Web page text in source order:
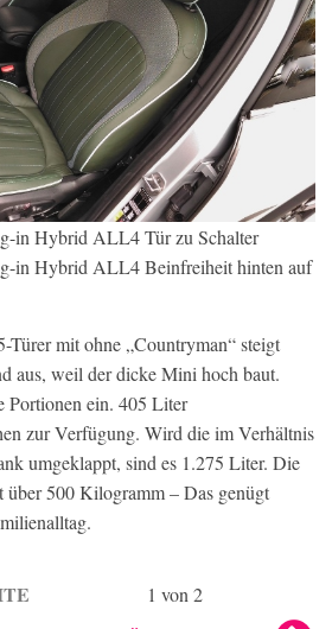
mit ohne „Countryman“ steigt
aus, weil der dicke Mini hoch baut.
Portionen ein. 405 Liter
zur Verfügung. Wird die im Verhältnis
umgeklappt, sind es 1.275 Liter. Die
500 Kilogramm – Das genügt
1 von 2